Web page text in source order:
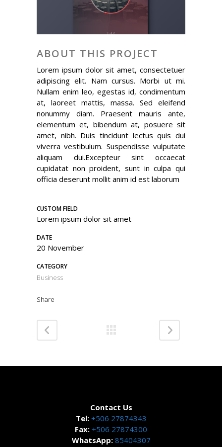
ABOUT THIS PROJECT
Lorem ipsum dolor sit amet, consectetuer
adipiscing elit. Nam cursus. Morbi ut mi.
Nullam enim leo, egestas id, condimentum
at, laoreet mattis, massa. Sed eleifend
nonummy diam. Praesent mauris ante,
elementum et, bibendum at, posuere sit
amet, nibh. Duis tincidunt lectus quis dui
viverra vestibulum. Suspendisse vulputate
aliquam dui.Excepteur sint occaecat
cupidatat non proident, sunt in culpa qui
officia deserunt mollit anim id est laborum
CUSTOM FIELD
Lorem ipsum dolor sit amet
DATE
20 November
CATEGORY
Business
Share
Contact Us
Tel:+506 27874343
Fax: +506 27874300
WhatsApp: 85404307